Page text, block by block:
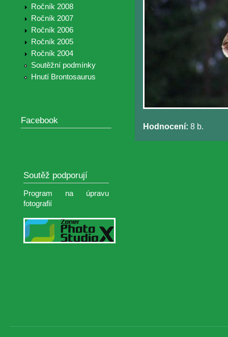
Ročník 2008
Ročník 2007
Ročník 2006
Ročník 2005
Ročník 2004
Soutěžní podmínky
Hnutí Brontosaurus
Facebook
Soutěž podporují
Program na úpravu
fotografií
Hodnocení: 8 b.